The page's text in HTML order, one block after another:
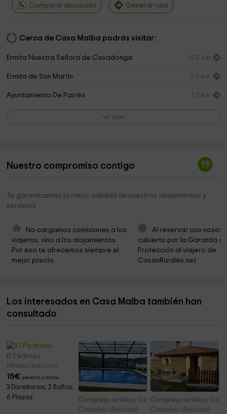
Compartir ubicación Generar ruta
Cerca de Casa Malba podrás visitar:
Ermita Nuestra Señora de Covadonga 0,2 km
Ermita de San Martín 0,9 km
Ayuntamiento De Parrés 1,2 km
Iglesia , Santa Maria De Viabaño 3,3 km
Parroquia Santa María de Fios
Ermita de San Antonio
Ermita de San Lorenzo
Ermita de San Antonio 4,8 km
St. Martin Church 5,1 km
Más
Nuestro compromiso contigo
Te garantizamos la mejor calidad de nuestros alojamientos y
servicios
No cargamos comisiones a los
viajeros, sino a los alojamientos.
Por eso te ofrecemos siempre el
mejor precio.
Al reservar con
cubierto por la Garantía
Protección al viajero de
CasasRurales.net
Los interesados en Casa Malba también han
consultado
El Pedrosu
Infiesto (Asturias)
15€ persona y noche
3 Dormitorios, 2 Baños,
6 Plazas
Complejo turístico CaleaCabo- C´Genoveva
Castañeu (Asturias)
Complejo turístico
Castañeu (Asturias)